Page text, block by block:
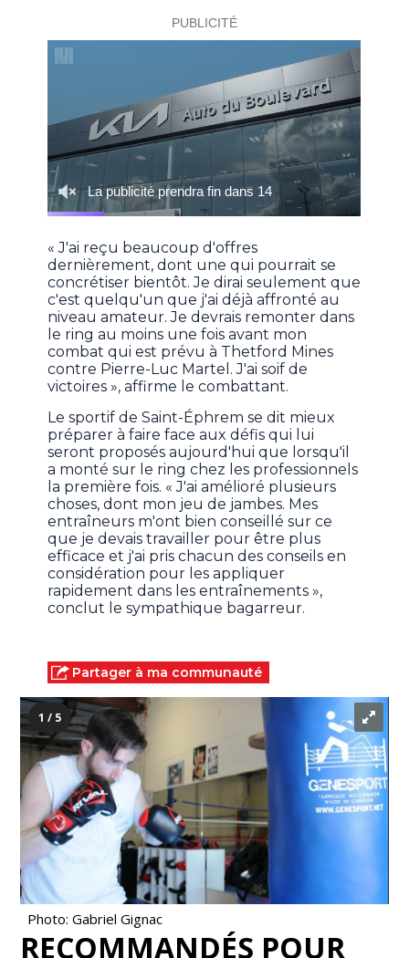
« J'ai reçu beaucoup d'offres
dernièrement, dont une qui pourrait se
concrétiser bientôt. Je dirai seulement que
c'est quelqu'un que j'ai déjà affronté au
niveau amateur. Je devrais remonter dans
le ring au moins une fois avant mon
combat qui est prévu à Thetford Mines
contre Pierre-Luc Martel. J'ai soif de
victoires », affirme le combattant.
Le sportif de Saint-Éphrem se dit mieux
préparer à faire face aux défis qui lui
seront proposés aujourd'hui que lorsqu'il
a monté sur le ring chez les professionnels
la première fois. « J'ai amélioré plusieurs
choses, dont mon jeu de jambes. Mes
entraîneurs m'ont bien conseillé sur ce
que je devais travailler pour être plus
efficace et j'ai pris chacun des conseils en
considération pour les appliquer
rapidement dans les entraînements »,
conclut le sympathique bagarreur.
Partager à ma communauté
1 / 5
Photo: Gabriel Gignac
RECOMMANDÉS POUR